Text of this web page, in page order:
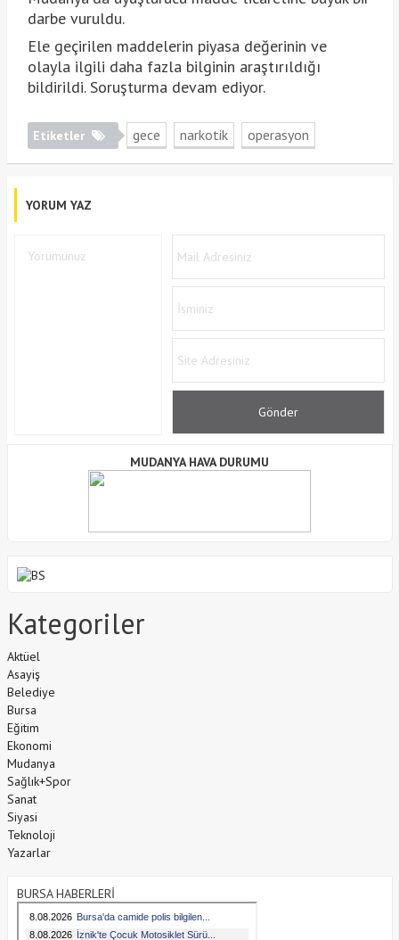
darbe vuruldu.
Ele geçirilen maddelerin piyasa değerinin ve
olayla ilgili daha fazla bilginin araştırıldığı
bildirildi. Soruşturma devam ediyor.
Etiketler gece narkotik operasyon
YORUM YAZ
MUDANYA HAVA DURUMU
Kategoriler
Aktüel
Asayiş
Belediye
Bursa
Eğitim
Ekonomi
Mudanya
Sağlık+Spor
Sanat
Siyasi
Teknoloji
Yazarlar
BURSA HABERLERİ